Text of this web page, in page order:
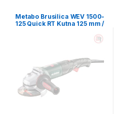
Metabo Brusilica WEV 1500-
125 Quick RT Kutna 125 mm /